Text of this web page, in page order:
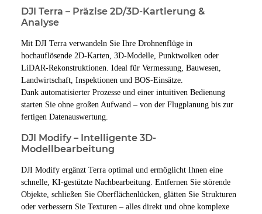
DJI Terra – Präzise 2D/3D-Kartierung &
Analyse
Mit DJI Terra verwandeln Sie Ihre Drohnenflüge in
hochauflösende 2D-Karten, 3D-Modelle, Punktwolken oder
LiDAR-Rekonstruktionen. Ideal für Vermessung, Bauwesen,
Landwirtschaft, Inspektionen und BOS-Einsätze.
Dank automatisierter Prozesse und einer intuitiven Bedienung
starten Sie ohne großen Aufwand – von der Flugplanung bis zur
fertigen Datenauswertung.
DJI Modify – Intelligente 3D-
Modellbearbeitung
DJI Modify ergänzt Terra optimal und ermöglicht Ihnen eine
schnelle, KI-gestützte Nachbearbeitung. Entfernen Sie störende
Objekte, schließen Sie Oberflächenlücken, glätten Sie Strukturen
oder verbessern Sie Texturen – alles direkt und ohne komplexe